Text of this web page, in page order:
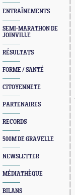
ENTRAÎNEMENTS
SEMI-MARATHON DE
JOINVILLE
RÉSULTATS
FORME / SANTÉ
CITOYENNETE
PARTENAIRES
RECORDS
500M DE GRAVELLE
NEWSLETTER
MÉDIATHÈQUE
BILANS